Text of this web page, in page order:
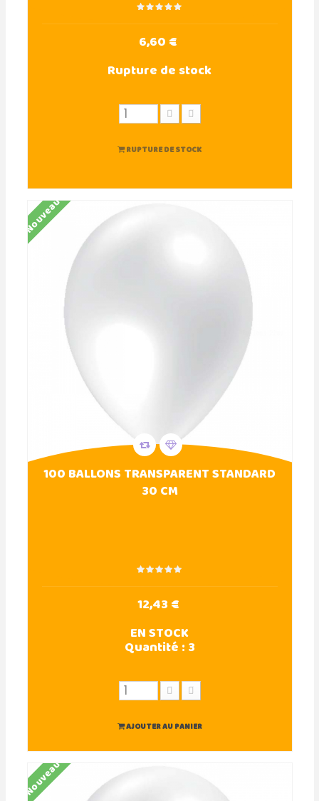
6,60 €
Rupture de stock
RUPTURE DE STOCK
Nouveau
100 BALLONS TRANSPARENT STANDARD
30 CM
12,43 €
EN STOCK
Quantité :3
AJOUTER AU PANIER
Nouveau